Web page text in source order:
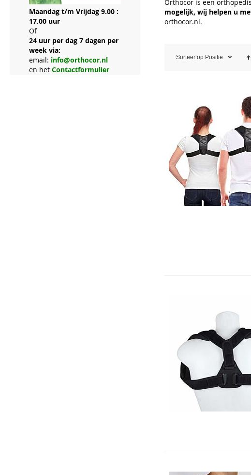
Orthocor is een
mogelijk, wij helpen u
orthocor.nl.
Sorteer op Positie
Maandag t/m Vrijdag 9.00 :
17.00 uur
Of
24 uur per dag 7 dagen per
week via:
email: info@orthocor.nl
en het Contactformulier